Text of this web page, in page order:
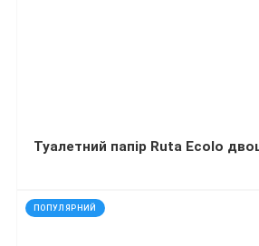
Туалетний папір Ruta Ecolo
ПОПУЛЯРНИЙ
код: 92450